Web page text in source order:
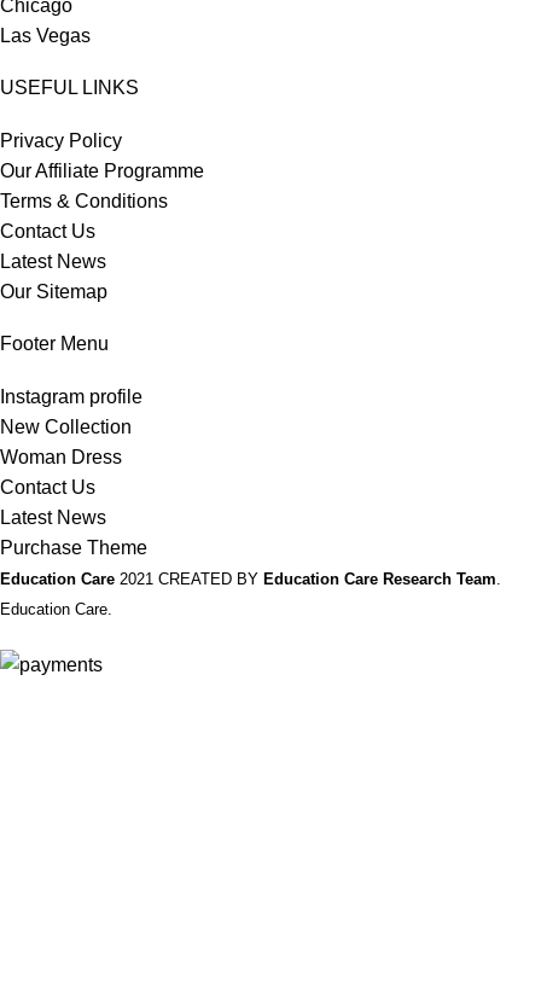
Chicago
Las Vegas
USEFUL LINKS
Privacy Policy
Our Affiliate Programme
Terms & Conditions
Contact Us
Latest News
Our Sitemap
Footer Menu
Instagram profile
New Collection
Woman Dress
Contact Us
Latest News
Purchase Theme
Education Care 2021 CREATED BY Education Care Research Team.
Education Care.